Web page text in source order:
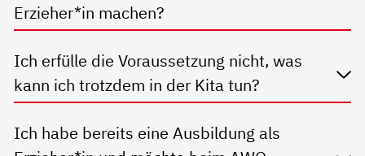
Erzieher*in machen?
Ich erfülle die Voraussetzung nicht, was
kann ich trotzdem in der Kita tun?
Ich habe bereits eine Ausbildung als